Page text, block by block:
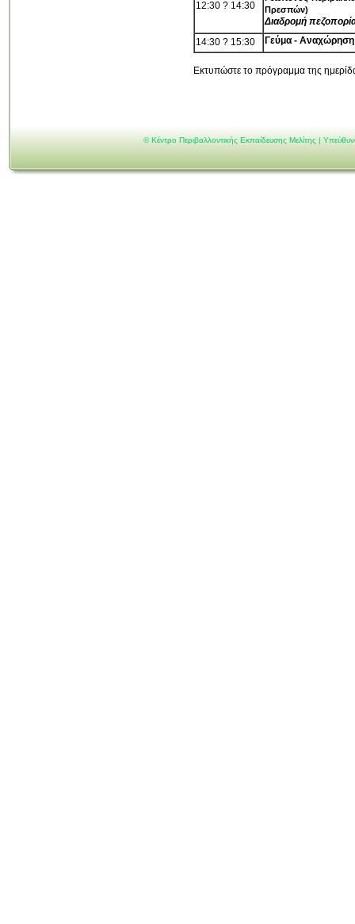
12:30 ? 14:30
Πρεσπών)
Διαδρομή
14:30 ? 15:30
Γεύμα - Αναχώρηση
Εκτυπώστε το πρόγραμμα της
© Κέντρο Περιβαλλοντικής Εκπαίδευσης Μελίτης |